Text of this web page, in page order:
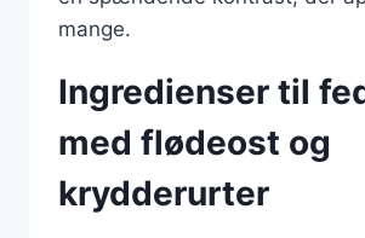
mange.
Ingredienser til
med flødeost og
krydderurter